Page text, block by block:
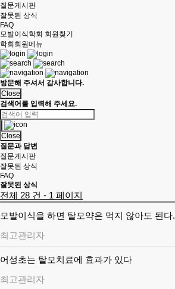
질문게시판
잘못된 상식
FAQ
모발이식학회 회원찾기
학회회원메뉴
방문해 주셔서 감사합니다.
Close
검색어를 입력해 주세요.
Close
질문과 답변
질문게시판
잘못된 상식
FAQ
잘못된 상식
전체 28 건 - 1 페이지
모발이식을 하면 탈모약은 먹지 않아도 된다.
최고관리자
어성초는 탈모치료에 효과가 있다
최고관리자